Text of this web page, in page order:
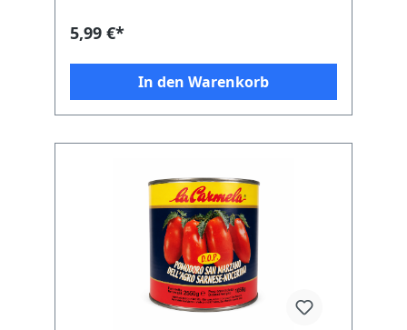
Zeichen für kontrollierte Herkunft und
Qualität. Länglich gewachsen, fest im
einer ausgewogenen Süße: Genau deshalb
gelten San Marzano Tomaten als Referenz
für authentische Pizzasauce. Sie bringen
Intensives Aroma: Fruchtig, ausgewogen,
mit natürlicher Süße. Feste Struktur: Ideal
zum Zerdrücken von Hand für echte
Pizzasauce. Ohne Zusätze: Kein
zugesetztes Salz, keine
Konservierungsstoffe. Großformat: Perfekt
für mehrere Pizzen oder größere
Saucenansätze. Warum 800 g sinnvoll sind
Wer mit hohen Backtemperaturen arbeitet
5,99 €*
In den Warenkorb